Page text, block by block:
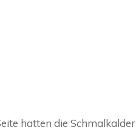
hatten die Schmalkalder